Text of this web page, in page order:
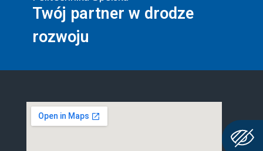
Twój partner w drodze
rozwoju